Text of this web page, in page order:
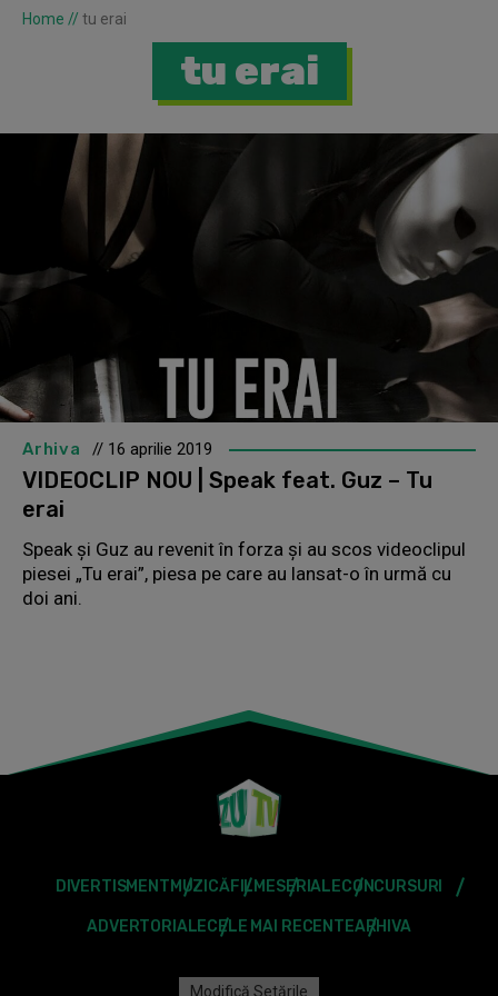
Home // tu erai
tu erai
Arhiva // 16 aprilie 2019
VIDEOCLIP NOU | Speak feat. Guz – Tu
erai
Speak și Guz au revenit în forza și au scos videoclipul
piesei „Tu erai”, piesa pe care au lansat-o în urmă cu
doi ani.
DIVERTISMENT MUZICĂFILMESERIALECONCURSURI
ADVERTORIALECELE MAI RECENTEARHIVA
Modifică Setările